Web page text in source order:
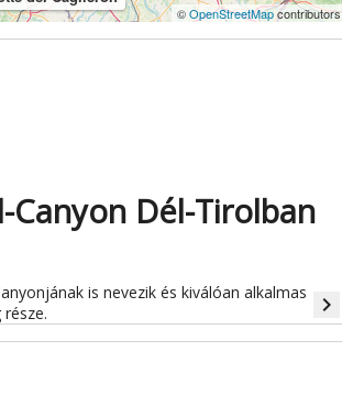
©OpenStreetMapcontributors
Dél-Tirolban
is nevezik és kiválóan alkalmas
navigate_next